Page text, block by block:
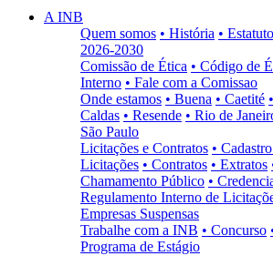
A INB
Quem somos • História • Estatuto
2026-2030
Comissão de Ética • Código de
Interno • Fale com a Comissao
Onde estamos • Buena • Caetité
Caldas • Resende • Rio de
São Paulo
Licitações e Contratos •
Licitações • Contratos • Extratos
Chamamento Público •
Regulamento Interno de
Empresas Suspensas
Trabalhe com a INB • Concurso
Programa de Estágio